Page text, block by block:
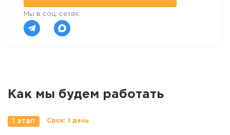
Мы в соц. сетях:
Как мы будем работать
1 этап